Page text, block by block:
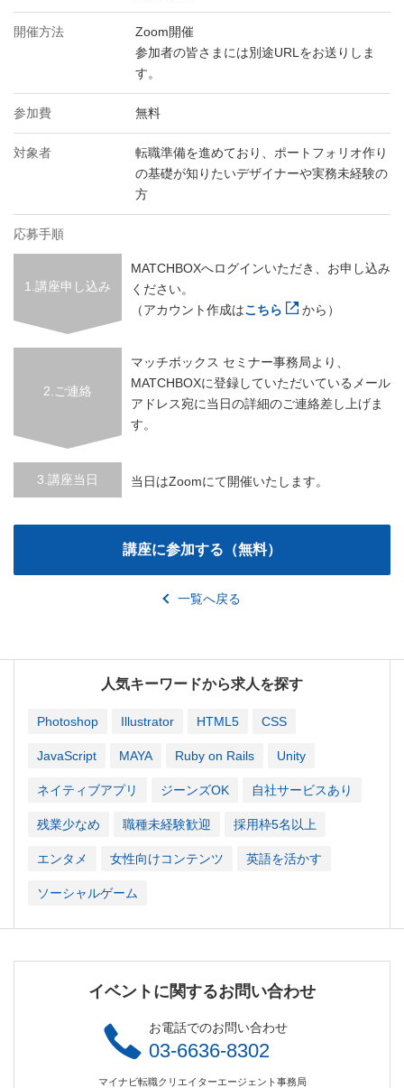
開催方法
Zoom開催
参加者の皆さまには別途URLをお送りしま
す。
参加費 無料
対象者
転職準備を進めており、ポートフォリオ作り
の基礎が知りたいデザイナーや実務未経験の
方
応募手順
1.講座申し込み
MATCHBOXへログインいただき、お申し込み
ください。
（アカウント作成はこちら から）
2.ご連絡
マッチボックス セミナー事務局より、
MATCHBOXに登録していただいているメール
アドレス宛に当日の詳細のご連絡差し上げま
す。
3.講座当日 当日はZoomにて開催いたします。
一覧へ戻る
人気キーワードから求人を探す
Photoshop Illustrator HTML5 CSS
JavaScript MAYA Ruby on Rails Unity
ネイティブアプリ ジーンズOK 自社サービスあり
残業少なめ 職種未経験歓迎 採用枠5名以上
エンタメ 女性向けコンテンツ 英語を活かす
ソーシャルゲーム
イベントに関するお問い合わせ
お電話でのお問い合わせ
03-6636-8302
マイナビ転職クリエイターエージェント事務局